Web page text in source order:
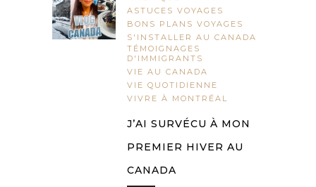
ASTUCES VOYAGES
BONS PLANS VOYAGES
S'INSTALLER AU CANADA
TÉMOIGNAGES
D'IMMIGRANTS
VIE AU CANADA
VIE QUOTIDIENNE
VIVRE À MONTRÉAL
J’AI SURVÉCU À MON
PREMIER HIVER AU
CANADA